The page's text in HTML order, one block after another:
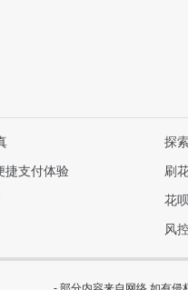
探
捷支付体验
刷
花
风